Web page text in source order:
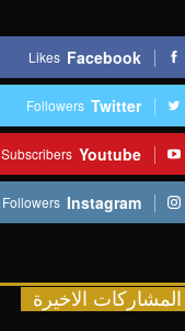
Facebook
Likes
Twitter
Followers
Youtube
Subscribers
Instagram
Followers
المشاركات الاخيرة